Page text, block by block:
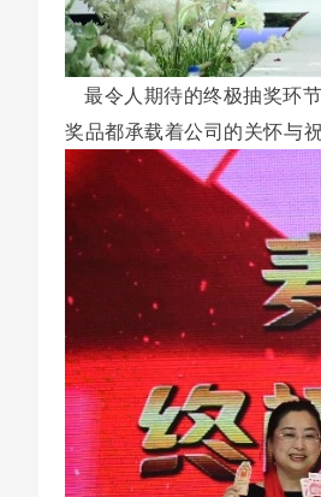
最令人期待的终极抽奖环
奖品都承载着公司的关怀与